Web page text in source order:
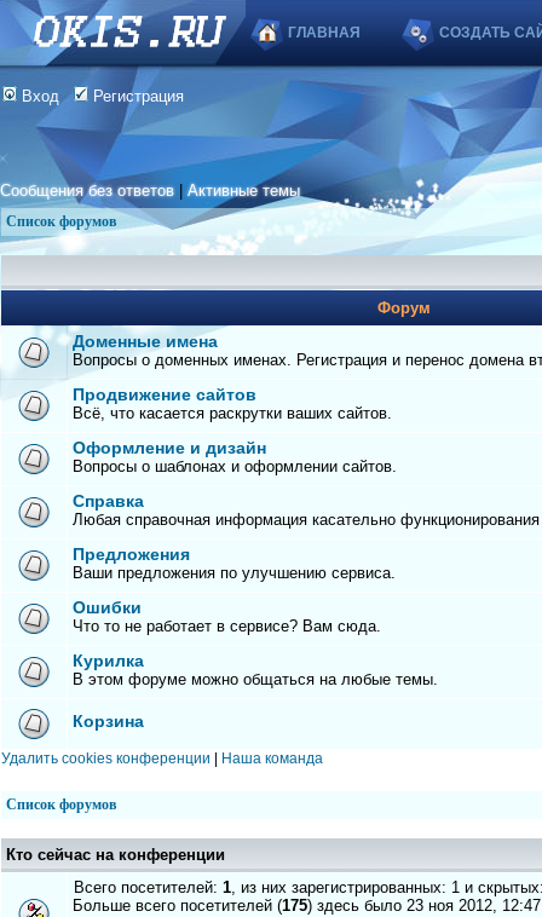
ГЛАВНАЯ СОЗДАТЬ
Вход Регистрация
Сообщения без ответов |Активные темы
Список форумов
Форум
Доменные имена
Вопросы о доменных именах. Регистрация и перенос домена
Продвижение сайтов
Всё, что касается раскрутки ваших сайтов.
Оформление и дизайн
Вопросы о шаблонах и оформлении сайтов.
Справка
Любая справочная информация касательно
Предложения
Ваши предложения по улучшению сервиса.
Ошибки
Что то не работает в сервисе? Вам сюда.
Курилка
В этом форуме можно общаться на любые темы.
Корзина
Удалить cookies конференции Наша команда
Список форумов
Кто сейчас на конференции
Всего посетителей: 1, из них зарегистрированных: 1 и
Больше всего посетителей (175) здесь было 23 ноя 2012, 12:47